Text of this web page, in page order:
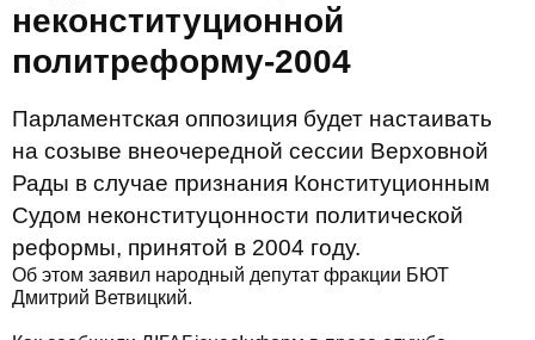
неконституционной
политреформу-2004
Парламентская оппозиция будет настаивать
на созыве внеочередной сессии Верховной
Рады в случае признания Конституционным
Судом неконституцонности политической
реформы, принятой в 2004 году.
Об этом заявил народный депутат фракции БЮТ
Дмитрий Ветвицкий.